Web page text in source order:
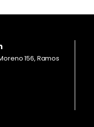
156, Ramos